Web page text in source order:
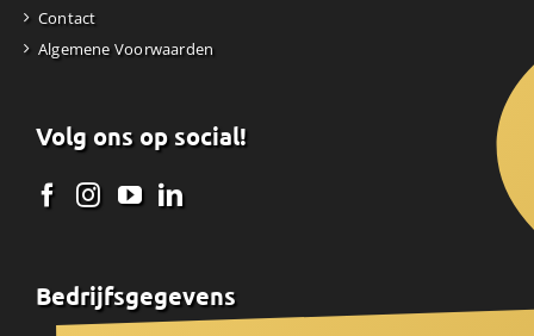
Contact
Algemene Voorwaarden
Volg ons op social!
Bedrijfsgegevens